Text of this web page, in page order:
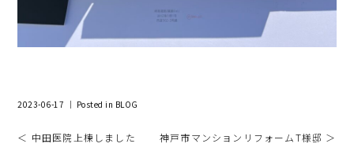
2023-06-17 ｜ Posted in BLOG
＜ 中田医院上棟しました 神戸市マンションリフォームT様邸 ＞